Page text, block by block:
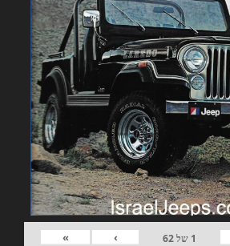
1 של62
›
»